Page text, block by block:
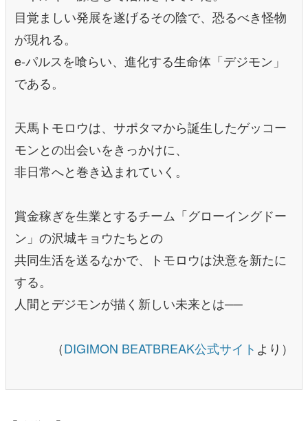
目覚ましい発展を遂げるその陰で、恐るべき怪物
が現れる。
e-パルスを喰らい、進化する生命体「デジモン」
である。
天馬トモロウは、サポタマから誕生したゲッコー
モンとの出会いをきっかけに、
非日常へと巻き込まれていく。
賞金稼ぎを生業とするチーム「グローイングドー
ン」の沢城キョウたちとの
共同生活を送るなかで、トモロウは決意を新たに
する。
人間とデジモンが描く新しい未来とは──
（DIGIMON BEATBREAK公式サイト より）